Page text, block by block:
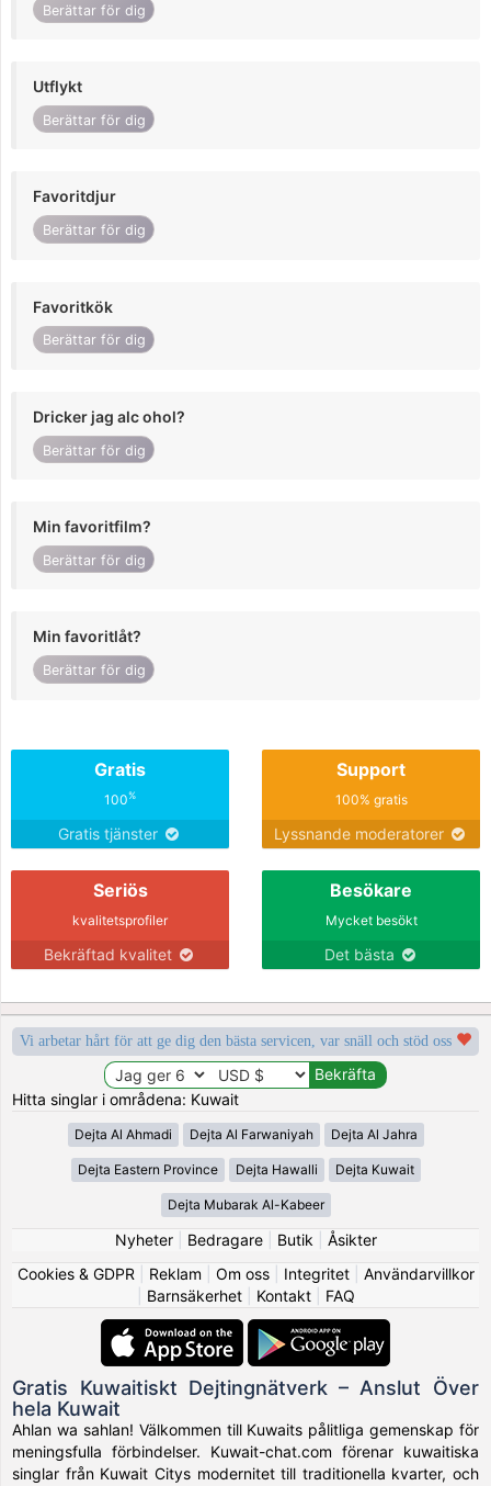
Berättar för dig
Utflykt
Berättar för dig
Favoritdjur
Berättar för dig
Favoritkök
Berättar för dig
Dricker jag alc ohol?
Berättar för dig
Min favoritfilm?
Berättar för dig
Min favoritlåt?
Berättar för dig
Gratis
100%
Gratis tjänster
Support
100% gratis
Lyssnande moderatorer
Seriös
kvalitetsprofiler
Bekräftad kvalitet
Besökare
Mycket besökt
Det bästa
Vi arbetar hårt för att ge dig den bästa servicen, var snäll och stöd oss
Hitta singlar i områdena: Kuwait
Dejta Al Ahmadi Dejta Al Farwaniyah Dejta Al Jahra
Dejta Eastern Province Dejta Hawalli Dejta Kuwait
Dejta Mubarak Al-Kabeer
Nyheter| Bedragare| Butik
Åsikter
Cookies & GDPR
Reklam Om oss| Integritet| Användarvillkor
Barnsäkerhet| Kontakt| FAQ
Gratis Kuwaitiskt Dejtingnätverk – Anslut Över
hela Kuwait
Ahlan wa sahlan! Välkommen till Kuwaits pålitliga gemenskap för
meningsfulla förbindelser. Kuwait-chat.com förenar kuwaitiska
singlar från Kuwait Citys modernitet till traditionella kvarter, och